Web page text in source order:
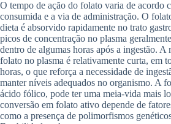
O tempo de ação do folato varia de acordo
consumida e a via de administração. O
dieta é absorvido rapidamente no trato
picos de concentração no plasma
dentro de algumas horas após a ingestão. A
folato no plasma é relativamente curta, em
horas, o que reforça a necessidade de
manter níveis adequados no organismo. A
ácido fólico, pode ter uma meia-vida mais
conversão em folato ativo depende de
como a presença de polimorfismos